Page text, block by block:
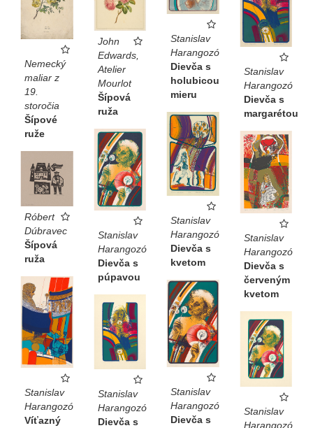
Nemecký
maliar z
19.
storočia
Šípové
ruže
John
Edwards,
Atelier
Mourlot
Šípová
ruža
Stanislav
Harangozó
Dievča s
holubicou
mieru
Stanislav
Harangozó
Dievča s
margarétou
Stanislav
Harangozó
Dievča s
kvetom
Stanislav
Harangozó
Dievča s
púpavou
Stanislav
Harangozó
Dievča s
červeným
kvetom
Róbert
Dúbravec
Šípová
ruža
Stanislav
Harangozó
Víťazný
Stanislav
Harangozó
Dievča s
Stanislav
Harangozó
Dievča s
Stanislav
Harangozó